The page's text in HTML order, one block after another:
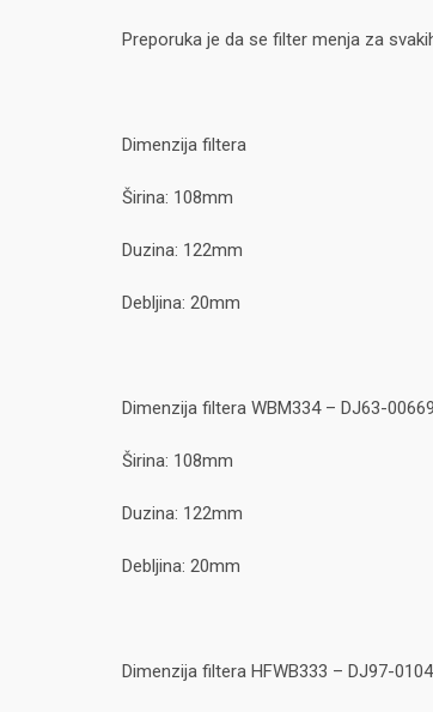
Preporuka je da se filter menja za
Dimenzija filtera
Širina: 108mm
Duzina: 122mm
Debljina: 20mm
Dimenzija filtera WBM334 – DJ63-
Širina: 108mm
Duzina: 122mm
Debljina: 20mm
Dimenzija filtera HFWB333 – DJ97-